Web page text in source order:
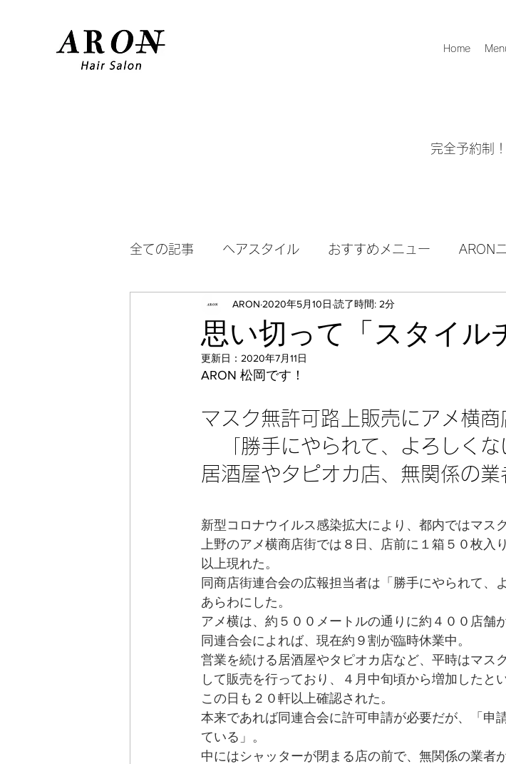
Home
完全予約制！
全ての記事 ヘアスタイル おすすめメニュー ARON
思い切って「スタイル
ARON 2020年5月10日 読了時間: 2分
更新日： 2020年7月11日
ARON 松岡です！
マスク無許可路上販売にアメ横
「勝手にやられて、よろしくな
居酒屋やタピオカ店、無関係の業
新型コロナウイルス感染拡大により、都内ではマス
上野のアメ横商店街では８日、店前に１箱５０枚入
以上現れた。
同商店街連合会の広報担当者は「勝手にやられて、
あらわにした。
アメ横は、約５００メートルの通りに約４００店舗
同連合会によれば、現在約９割が臨時休業中。
営業を続ける居酒屋やタピオカ店など、平時はマス
して販売を行っており、４月中旬頃から増加したとい
この日も２０軒以上確認された。
本来であれば同連合会に許可申請が必要だが、「申
ている」。
中にはシャッターが閉まる店の前で、無関係の業者